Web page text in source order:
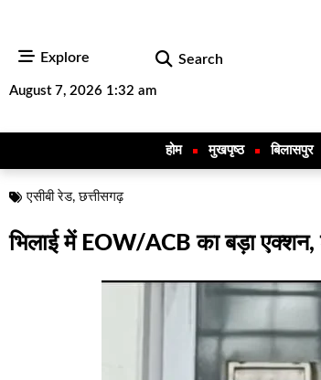
Explore Search
August 7, 2026 1:32 am
होम मुखपृष्ठ बिलासपुर
एसीबी रेड,छत्तीसगढ़
भिलाई में EOW/ACB का बड़ा एक्शन,